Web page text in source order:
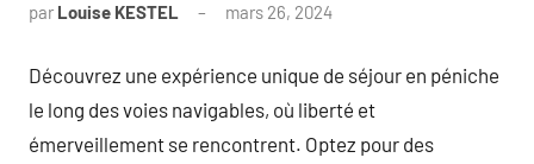
par Louise KESTEL mars 26, 2024
Découvrez une expérience unique de séjour en péniche
le long des voies navigables, où liberté et
émerveillement se rencontrent. Optez pour des